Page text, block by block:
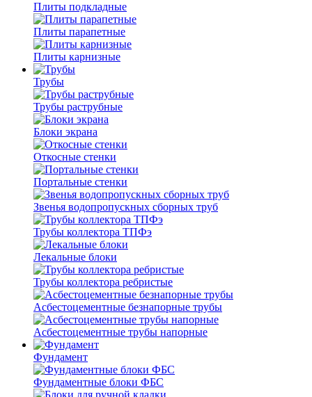
Плиты подкладные
Плиты парапетные
Плиты карнизные
Трубы
Трубы раструбные
Блоки экрана
Откосные стенки
Портальные стенки
Звенья водопропускных сборных труб
Трубы коллектора ТПФэ
Лекальные блоки
Трубы коллектора ребристые
Асбестоцементные безнапорные трубы
Асбестоцементные трубы напорные
Фундамент
Фундаментные блоки ФБС